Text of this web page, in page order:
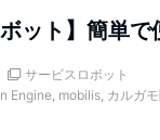
ボット】簡単
サービスロボット
Engine, mobilis, カルガ